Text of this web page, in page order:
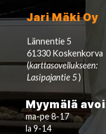
Jari Mäki Oy
Lännentie 5
61330 Koskenkorva
(karttasovellukseen:
Lasipajantie 5)
Myymälä
ma-pe 8-17
la 9-14